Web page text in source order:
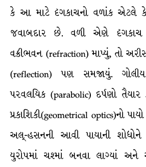
કે આ માટે દૃગકાચનો વળાંક એટલે કે
જવાબદાર છે. વળી એણે દૃગકાચ
વક્રીભવન (refraction) માપ્યું, તો
(reflection) પણ સમજાયું.
પરવલયિક (parabolic) દર્પણો
પ્રકાશિકી(geometrical optics)નો
અલ્-હસનની આવી પાયાની
યુરોપમાં ચશ્માં બનવા લાગ્યાં